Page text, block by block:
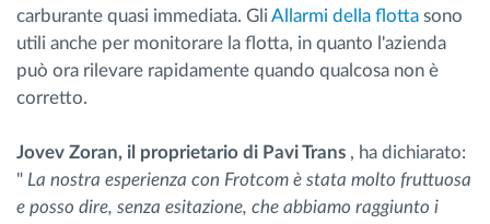
carburante quasi immediata. Gli Allarmi della flotta sono
utili anche per monitorare la flotta, in quanto l'azienda
può ora rilevare rapidamente quando qualcosa non è
corretto.
Jovev Zoran, il proprietario di Pavi Trans , ha dichiarato:
" La nostra esperienza con Frotcom è stata molto fruttuosa
e posso dire, senza esitazione, che abbiamo raggiunto i